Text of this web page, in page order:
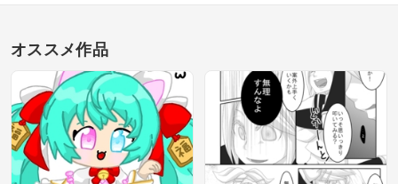
オススメ作品